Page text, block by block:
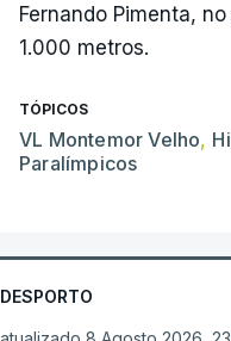
Fernando Pimenta,
1.000 metros.
TÓPICOS
VL Montemor Velho,
Paralímpicos
DESPORTO